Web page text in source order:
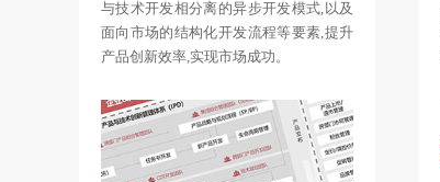
与技术开发相分离的异步开发模式,以及
面向市场的结构化开发流程等要素,提升
产品创新效率,实现市场成功。